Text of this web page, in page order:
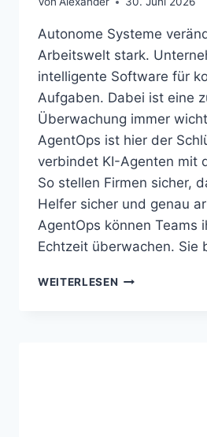
Autonome Systeme
Arbeitswelt stark.
intelligente Software für
Aufgaben. Dabei ist eine
Überwachung immer
AgentOps ist hier der
verbindet KI-Agenten mit
So stellen Firmen sicher,
Helfer sicher und genau
AgentOps können Teams
Echtzeit überwachen. Sie
WEITERLESEN AGENTOPS